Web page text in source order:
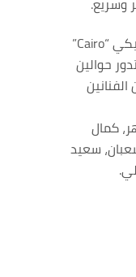
أخيرًا وليس آخرًا في الفيلم الأمريكي “Cairo”
وقصته بتدور حوالين
كمال
سعيد